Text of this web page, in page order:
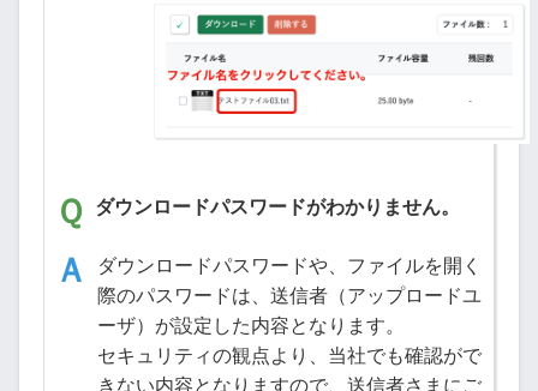
ダウンロードパスワードがわかりません。
ダウンロードパスワードや、ファイルを開く
際のパスワードは、送信者（アップロードユ
ーザ）が設定した内容となります。
セキュリティの観点より、当社でも確認がで
きない内容となりますので、送信者さまにご